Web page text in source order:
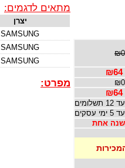
₪0
₪64
₪64
עד 12 תשלומים
עד 5 ימי עסקים
שנה אחת
מתאים לדגמים:
יצרן
SAMSUNG
SAMSUNG
SAMSUNG
מפרט: